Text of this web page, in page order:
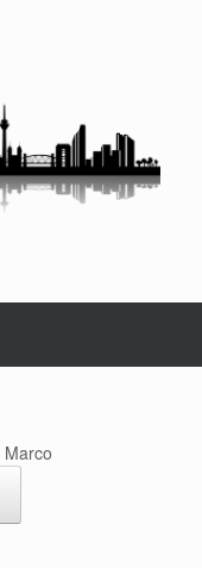
Marco